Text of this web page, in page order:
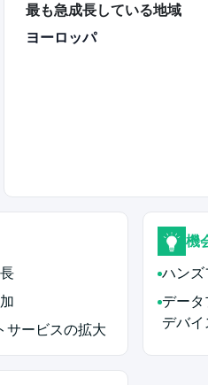
最も急成長している地域
ヨーロッパ
サービスの拡大
機
ハンズ
データ
デバイ